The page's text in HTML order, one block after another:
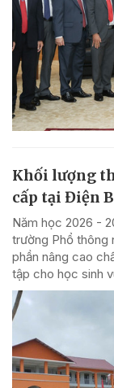
Khối lượng
cấp tại Điện
Năm học 2026 -
trường Phổ thông
phần nâng cao
tập cho học sinh